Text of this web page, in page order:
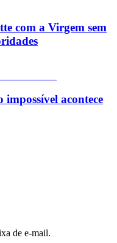
com a Virgem sem
impossível acontece
de e-mail.